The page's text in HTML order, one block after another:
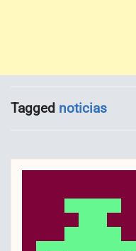
Tagged noticias